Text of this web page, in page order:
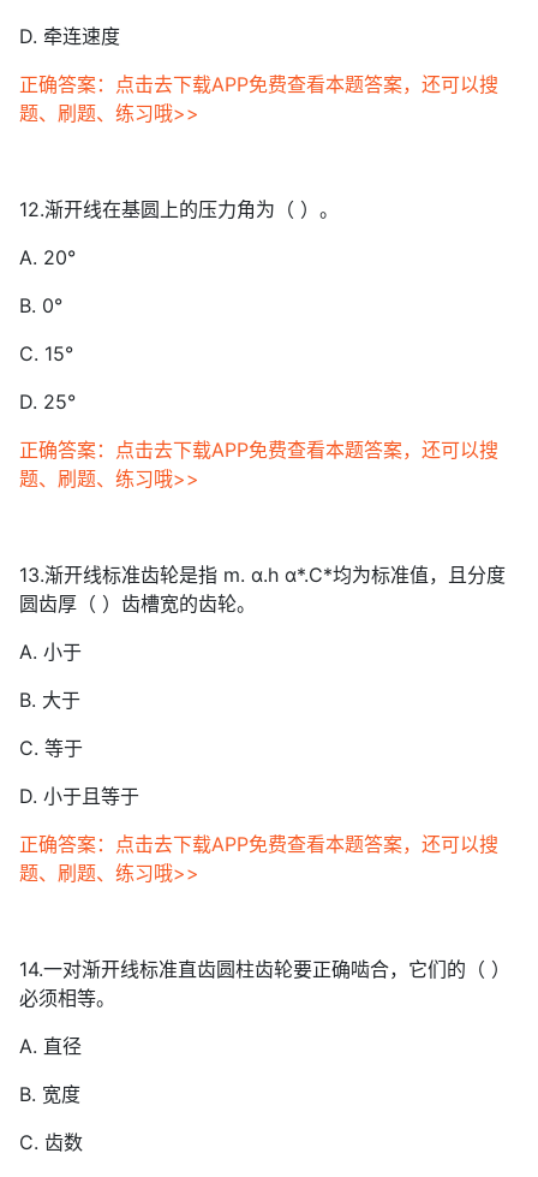
D. 牵连速度
正确答案：点击去下载APP免费查看本题答案，还可以搜
题、刷题、练习哦>>
12.渐开线在基圆上的压力角为（ ）。
A. 20°
B. 0°
C. 15°
D. 25°
正确答案：点击去下载APP免费查看本题答案，还可以搜
题、刷题、练习哦>>
13.渐开线标准齿轮是指 m. α.h α*.C*均为标准值，且分度
圆齿厚（ ）齿槽宽的齿轮。
A. 小于
B. 大于
C. 等于
D. 小于且等于
正确答案：点击去下载APP免费查看本题答案，还可以搜
题、刷题、练习哦>>
14.一对渐开线标准直齿圆柱齿轮要正确啮合，它们的（ ）
必须相等。
A. 直径
B. 宽度
C. 齿数